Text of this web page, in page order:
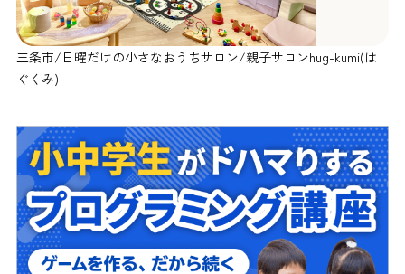
三条市/日曜だけの小さなおうちサロン/親子サロンhug-kumi(は
ぐくみ)